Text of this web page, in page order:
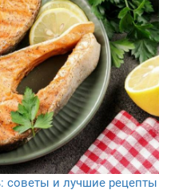
советы и лучшие рецепты